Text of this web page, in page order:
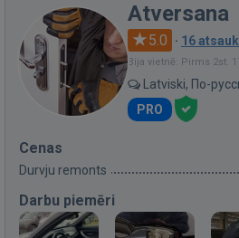
Atversana
5.0 · 16
Bija vietnē: Pirms 2st.
Latviski, По-
PRO
Cenas
Durvju remonts
Darbu piemēri